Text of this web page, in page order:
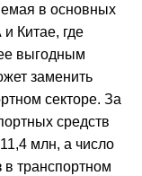
в основных
Китае, где
выгодным
заменить
секторе. За
средств
млн, а число
транспортном